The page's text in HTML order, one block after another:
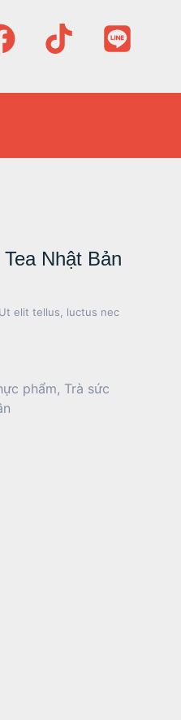
Nhật Bản
elit tellus, luctus nec
phẩm, Trà sức